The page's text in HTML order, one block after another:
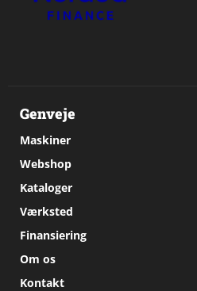
Genveje
Maskiner
Webshop
Kataloger
Værksted
Finansiering
Om os
Kontakt